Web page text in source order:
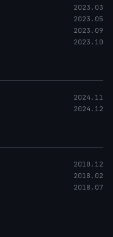
2023.03
2023.05
2023.09
2023.10
2024.11
2024.12
2010.12
2018.02
2018.07